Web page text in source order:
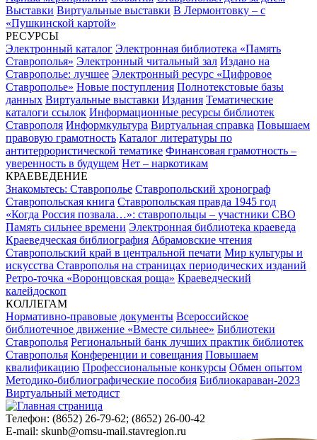
Выставки Виртуальные выставки В Лермонтовку – с
«Пушкинской картой»
РЕСУРСЫ
Электронный каталог Электронная библиотека «Память
Ставрополья» Электронный читальный зал Издано на
Ставрополье: лучшее Электронный ресурс «Цифровое
Ставрополье» Новые поступления Полнотекстовые базы
данных Виртуальные выставки Издания Тематические
каталоги ссылок Информационные ресурсы библиотек
Ставрополя Информкультура Виртуальная справка Повышаем
правовую грамотность Каталог литературы по
антитеррористической тематике Финансовая грамотность –
уверенность в будущем Нет – наркотикам
КРАЕВЕДЕНИЕ
Знакомьтесь: Ставрополье Ставропольский хронограф
Ставропольская книга Ставропольская правда 1945 год
«Когда Россия позвала…»: ставропольцы – участники СВО
Память сильнее времени Электронная библиотека краеведа
Краеведческая библиография Абрамовские чтения
Ставропольский край в центральной печати Мир культуры и
искусства Ставрополья на страницах периодических изданий
Ретро-точка «Воронцовская роща» Краеведческий
калейдоскоп
КОЛЛЕГАМ
Нормативно-правовые документы Всероссийское
библиотечное движение «Вместе сильнее» Библиотеки
Ставрополья Региональный банк лучших практик библиотек
Ставрополья Конференции и совещания Повышаем
квалификацию Профессиональные конкурсы Обмен опытом
Методико-библиографические пособия Библиокараван-2023
Виртуальный методист
Телефон: (8652) 26-79-62; (8652) 26-00-42
E-mail: skunb@omsu-mail.stavregion.ru